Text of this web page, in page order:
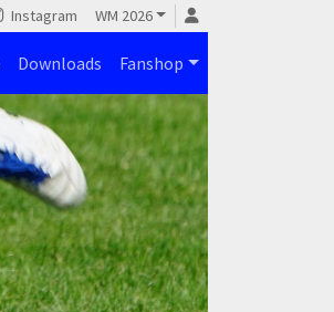
Instagram WM 2026
Downloads Fanshop